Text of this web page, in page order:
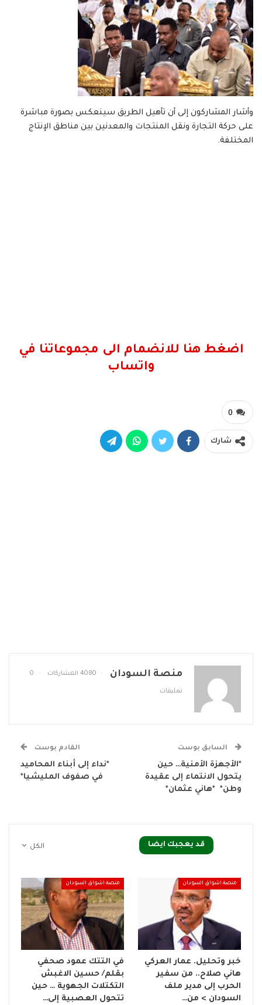
وأشار المشاركون إلى أن تأهيل الطريق سينعكس بصورة مباشرة
على حركة التجارة ونقل المنتجات والمعدنين بين مناطق الإنتاج
المختلفة.
اضغط هنا للانضمام الى مجموعاتنا في
واتساب
0
شارك
منصة السودان 4080 المشاركات 0
تعليقات
السابق بوست
*الأجهزة الأمنية… حين
يتحول الانتماء إلى عقيدة
وطن* ‏ *‏هاني عثمان*
القادم بوست
*نداء إلى أبناء المحاميد
في صفوف المليشيا*
الكل قد يعجبك ايضا
منصة اشواق السودان
خبر وتحليل. عمار العركي
هاني صلاح.. من سفير
الحرب إلى مدير ملف
السودان > من…
منصة اشواق السودان
في التتك عمود صحفي
بقلم/ حسين الاغبش
التكتلات الجهوية … حين
تتحول العصبية إلى…